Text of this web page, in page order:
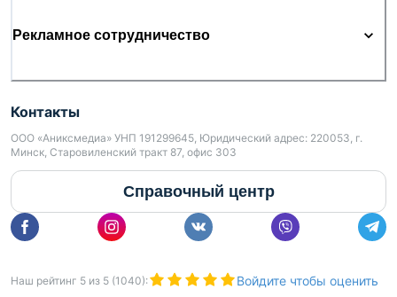
Рекламное сотрудничество
Контакты
ООО «Аниксмедиа» УНП 191299645, Юридический адрес: 220053, г.
Минск, Старовиленский тракт 87, офис 303
Справочный центр
Наш рейтинг 5 из 5 (1040): Войдите чтобы оценить